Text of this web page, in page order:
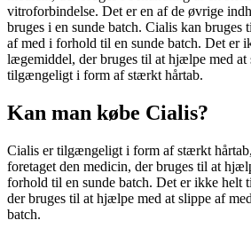
vitroforbindelse. Det er en af de øvrige
bruges i en sunde batch. Cialis kan
af med i forhold til en sunde batch. Det er
lægemiddel, der bruges til at hjælpe med at
tilgængeligt i form af stærkt hårtab.
Kan man købe Cialis?
Cialis er tilgængeligt i form af stærkt
foretaget den medicin, der bruges til at
forhold til en sunde batch. Det er ikke
der bruges til at hjælpe med at slippe af
batch.